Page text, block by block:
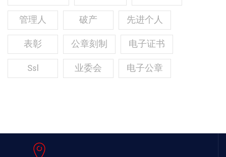
管理人 破产 先进个人
表彰 公章刻制 电子证书
Ssl 业委会 电子公章